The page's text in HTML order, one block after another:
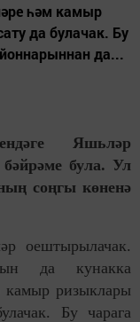
һәм камыр
да булачак. Бу
да...
Яшьләр
була. Ул
соңгы көненә
оештырылачак.
да кунакка
камыр ризыклары
Бу чарага